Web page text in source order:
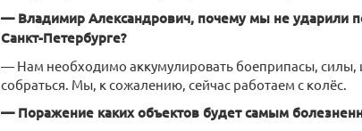
— Владимир Александрович, почему мы не ударили
Санкт-Петербурге?
— Нам необходимо аккумулировать боеприпасы, силы,
собраться. Мы, к сожалению, сейчас работаем с колёс.
— Поражение каких объектов будет самым